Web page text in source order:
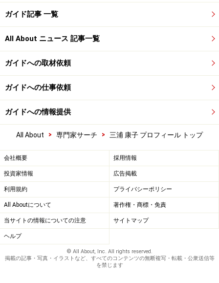
ガイド記事 一覧
All About ニュース 記事一覧
ガイドへの取材依頼
ガイドへの仕事依頼
ガイドへの情報提供
All About > 専門家サーチ > 三浦 康子 プロフィール トップ
会社概要 採用情報
投資家情報 広告掲載
利用規約 プライバシーポリシー
All Aboutについて 著作権・商標・免責
当サイトの情報についての注意 サイトマップ
ヘルプ
© All About, Inc. All rights reserved.
掲載の記事・写真・イラストなど、すべてのコンテンツの無断複写・転載・公衆送信等
を禁じます